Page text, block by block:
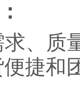
、质
捷和